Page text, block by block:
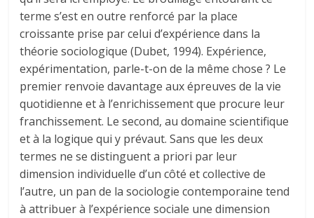
terme s’est en outre renforcé par la place
croissante prise par celui d’expérience dans la
théorie sociologique (Dubet, 1994). Expérience,
expérimentation, parle-t-on de la même chose ? Le
premier renvoie davantage aux épreuves de la vie
quotidienne et à l’enrichissement que procure leur
franchissement. Le second, au domaine scientifique
et à la logique qui y prévaut. Sans que les deux
termes ne se distinguent a priori par leur
dimension individuelle d’un côté et collective de
l’autre, un pan de la sociologie contemporaine tend
à attribuer à l’expérience sociale une dimension